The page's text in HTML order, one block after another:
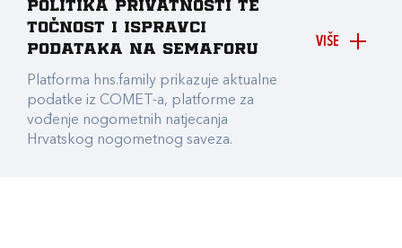
VIŠE
Politika privatnosti te
točnost i ispravci
podataka na Semaforu
Platforma hns.family prikazuje aktualne
podatke iz COMET-a, platforme za
vođenje nogometnih natjecanja
Hrvatskog nogometnog saveza.